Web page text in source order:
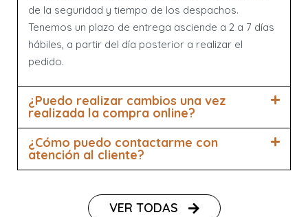
de la seguridad y tiempo de los despachos.
Tenemos un plazo de entrega asciende a 2 a 7 días
hábiles, a partir del día posterior a realizar el
pedido.
¿Puedo realizar cambios una vez
realizada la compra online?
¿Cómo puedo contactarme con
atención al cliente?
VER TODAS